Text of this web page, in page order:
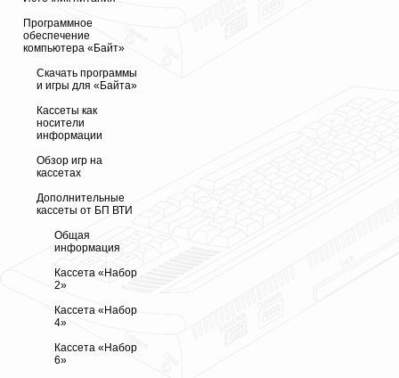
Программное
обеспечение
компьютера «Байт»
Скачать программы
и игры для «Байта»
Кассеты как
носители
информации
Обзор игр на
кассетах
Дополнительные
кассеты от БП ВТИ
Общая
информация
Кассета «Набор
2»
Кассета «Набор
4»
Кассета «Набор
6»